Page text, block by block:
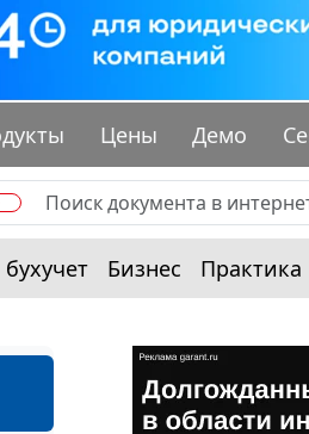
Цены Демо
Бизнес Практика